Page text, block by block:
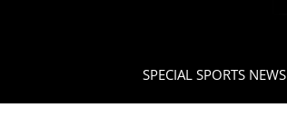
SPECIAL SPORTS NEWS